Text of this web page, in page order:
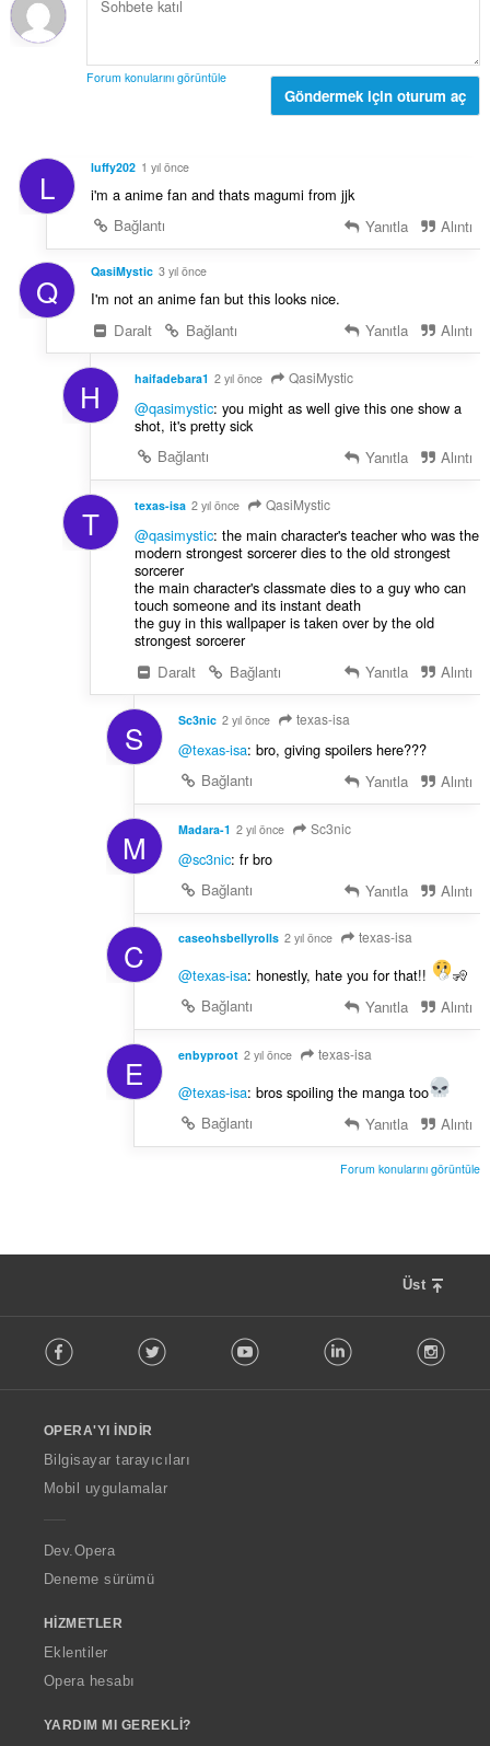
Forum konularını görüntüle
Göndermek için oturum aç
L luffy202 1 yıl önce
i'm a anime fan and thats magumi from jjk
Bağlantı
Yanıtla Alıntı
Q QasiMystic 3 yıl önce
I'm not an anime fan but this looks nice.
Daralt
Bağlantı Yanıtla Alıntı
H haifadebara1 2 yıl önce QasiMystic
@qasimystic: you might as well give this one show a
shot, it's pretty sick
Bağlantı
Yanıtla Alıntı
T texas-isa 2 yıl önce QasiMystic
@qasimystic: the main character's teacher who was the
modern strongest sorcerer dies to the old strongest
sorcerer
the main character's classmate dies to a guy who can
touch someone and its instant death
the guy in this wallpaper is taken over by the old
strongest sorcerer
Daralt
Bağlantı Yanıtla Alıntı
S Sc3nic 2 yıl önce texas-isa
@texas-isa: bro, giving spoilers here???
Bağlantı
Yanıtla Alıntı
M Madara-1 2 yıl önce Sc3nic
@sc3nic: fr bro
Bağlantı
Yanıtla Alıntı
C caseohsbellyrolls 2 yıl önce texas-isa
@texas-isa: honestly, hate you for that!!
🧏
Bağlantı
Yanıtla Alıntı
E enbyproot 2 yıl önce texas-isa
@texas-isa: bros spoiling the manga too
Bağlantı
Yanıtla Alıntı
Forum konularını görüntüle
Üst
o
w
O
p
a
Facebook Twitter Youtube LinkedIn
OPERA'YI İNDIR
Bilgisayar tarayıcıları
Mobil uygulamalar
Dev.Opera
Deneme sürümü
HIZMETLER
Eklentiler
Opera hesabı
YARDIM MI GEREKLI?